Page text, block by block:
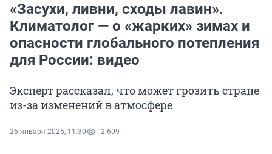
«Засухи, ливни, сходы лавин».
Климатолог — о «жарких» зимах и
опасности глобального потепления
для России: видео
Эксперт рассказал, что может грозить стране
из-за изменений в атмосфере
26 января 2025, 11:30 2 609